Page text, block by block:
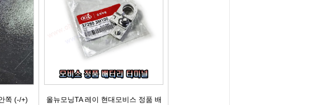
벨트/겉벨트[모비스]
한국게이츠베어링
엔진오일.부동액
뎀퍼풀리
클럭스프링
쪽 (-/+)
올뉴모닝TA 레이 현대모비스 정품 배